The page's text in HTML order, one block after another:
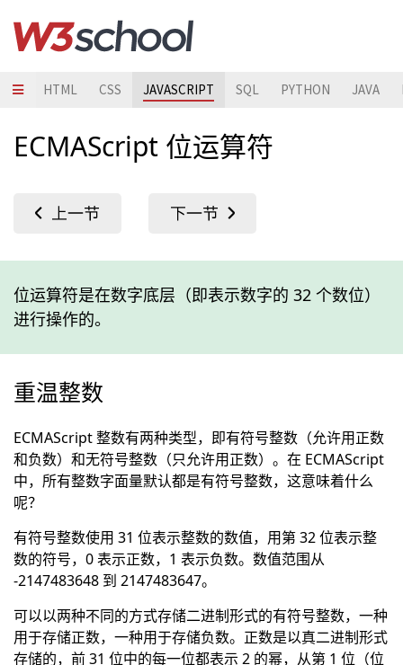
HTML CSS JAVASCRIPT SQL PYTHON JAVA
ECMAScript 位运算符
位运算符是在数字底层（即表示数字的 32 个数位）
进行操作的。
重温整数
ECMAScript 整数有两种类型，即有符号整数（允许用正数
和负数）和无符号整数（只允许用正数）。在 ECMAScript
中，所有整数字面量默认都是有符号整数，这意味着什么
呢？
有符号整数使用 31 位表示整数的数值，用第 32 位表示整
数的符号，0 表示正数，1 表示负数。数值范围从
-2147483648 到 2147483647。
可以以两种不同的方式存储二进制形式的有符号整数，一种
用于存储正数，一种用于存储负数。正数是以真二进制形式
存储的，前 31 位中的每一位都表示 2 的幂，从第 1 位（位